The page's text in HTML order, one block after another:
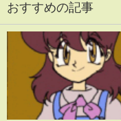
おすすめの記事